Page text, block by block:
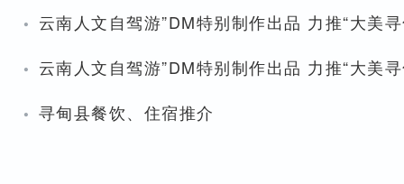
· 云南人文自驾游”DM特别制作出品 力推“大美
· 云南人文自驾游”DM特别制作出品 力推“大美
· 寻甸县餐饮、住宿推介